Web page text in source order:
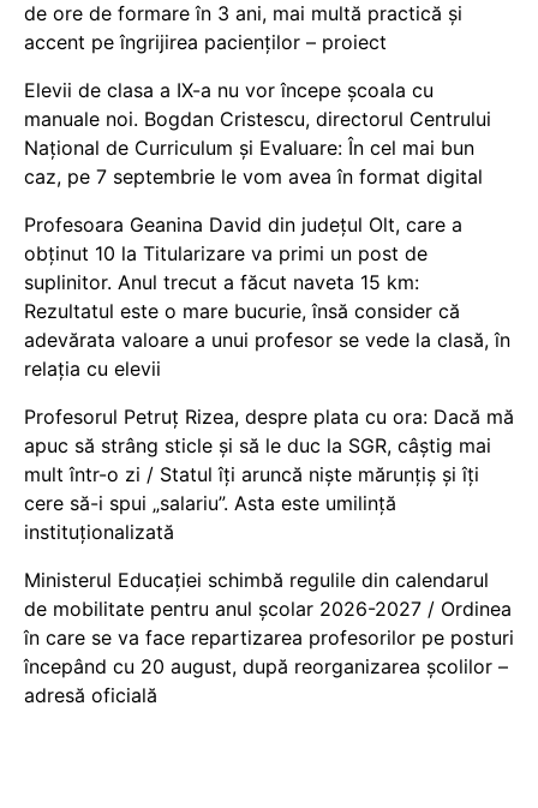
de ore de formare în 3 ani, mai multă practică și
accent pe îngrijirea pacienților – proiect
Elevii de clasa a IX-a nu vor începe școala cu
manuale noi. Bogdan Cristescu, directorul Centrului
Național de Curriculum și Evaluare: În cel mai bun
caz, pe 7 septembrie le vom avea în format digital
Profesoara Geanina David din județul Olt, care a
obținut 10 la Titularizare va primi un post de
suplinitor. Anul trecut a făcut naveta 15 km:
Rezultatul este o mare bucurie, însă consider că
adevărata valoare a unui profesor se vede la clasă, în
relația cu elevii
Profesorul Petruț Rizea, despre plata cu ora: Dacă mă
apuc să strâng sticle și să le duc la SGR, câștig mai
mult într-o zi / Statul îți aruncă niște mărunțiș și îți
cere să-i spui „salariu”. Asta este umilință
instituționalizată
Ministerul Educației schimbă regulile din calendarul
de mobilitate pentru anul școlar 2026-2027 / Ordinea
în care se va face repartizarea profesorilor pe posturi
începând cu 20 august, după reorganizarea școlilor –
adresă oficială